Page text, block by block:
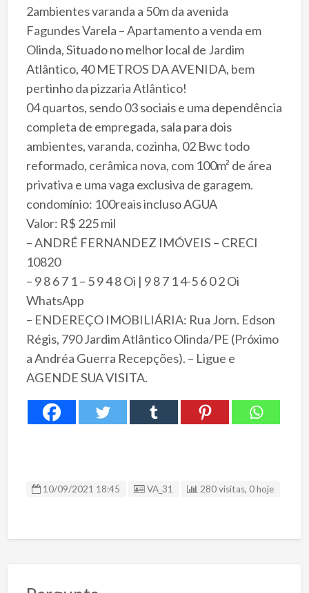
2ambientes varanda a 50m da avenida
Fagundes Varela – Apartamento a venda em
Olinda, Situado no melhor local de Jardim
Atlântico, 40 METROS DA AVENIDA, bem
pertinho da pizzaria Atlântico!
04 quartos, sendo 03 sociais e uma dependência
completa de empregada, sala para dois
ambientes, varanda, cozinha, 02 Bwc todo
reformado, cerâmica nova, com 100m² de área
privativa e uma vaga exclusiva de garagem.
condomínio: 100reais incluso AGUA
Valor: R$ 225 mil
– ANDRÉ FERNANDEZ IMÓVEIS – CRECI
10820
– 9 8 6 7 1 – 5 9 4 8 Oi | 9 8 7 1 4-5 6 0 2 Oi
WhatsApp
– ENDEREÇO IMOBILIÁRIA: Rua Jorn. Edson
Régis, 790 Jardim Atlântico Olinda/PE (Próximo
a Andréa Guerra Recepções). – Ligue e
AGENDE SUA VISITA.
10/09/2021 18:45 ID Anúncio
VA_31 280 visitas, 0 hoje